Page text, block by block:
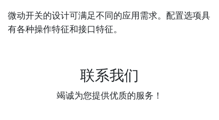
微动开关的设计可满足不同的应用需求。配置选项具
有各种操作特征和接口特征。
联系我们
竭诚为您提供优质的服务！